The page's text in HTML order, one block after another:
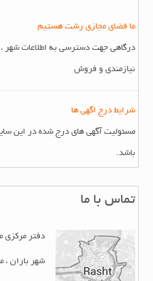
ما فضای مجازی رشت هستیم
درگاهی جهت دسترسی به اطلاعات شهر ، آب
نیازمندی و فروش
شرایط درج اگهی ها
مسئولیت آگهی های درج شده در این سایت
باشد.
تماس با ما
دفتر مرکزی ما :
شهر باران ،